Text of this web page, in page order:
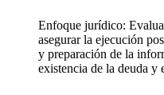
Enfoque jurídico:
asegurar la ejecución
y preparación de la
existencia de la deuda y